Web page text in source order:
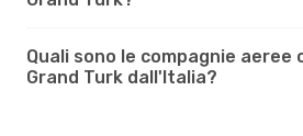
Quali sono le compagnie aeree
Grand Turk dall'Italia?